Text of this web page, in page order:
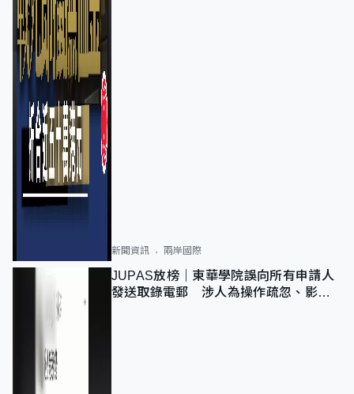
新聞資訊 兩岸國際
JUPAS放榜｜東華學院誤向所有申請人
發送取錄電郵 涉人為操作疏忽、影響